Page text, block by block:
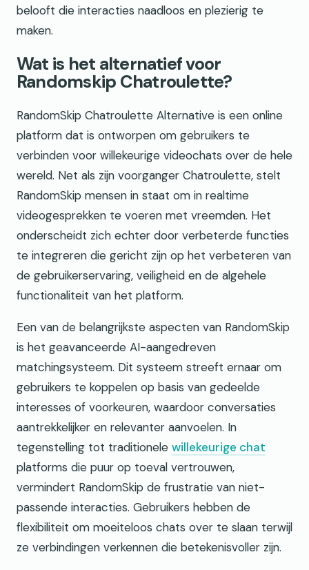
belooft die interacties naadloos en plezierig te
maken.
Wat is het alternatief voor
Randomskip Chatroulette?
RandomSkip Chatroulette Alternative is een online
platform dat is ontworpen om gebruikers te
verbinden voor willekeurige videochats over de hele
wereld. Net als zijn voorganger Chatroulette, stelt
RandomSkip mensen in staat om in realtime
videogesprekken te voeren met vreemden. Het
onderscheidt zich echter door verbeterde functies
te integreren die gericht zijn op het verbeteren van
de gebruikerservaring, veiligheid en de algehele
functionaliteit van het platform.
Een van de belangrijkste aspecten van RandomSkip
is het geavanceerde AI-aangedreven
matchingsysteem. Dit systeem streeft ernaar om
gebruikers te koppelen op basis van gedeelde
interesses of voorkeuren, waardoor conversaties
aantrekkelijker en relevanter aanvoelen. In
tegenstelling tot traditionele willekeurige chat
platforms die puur op toeval vertrouwen,
vermindert RandomSkip de frustratie van niet-
passende interacties. Gebruikers hebben de
flexibiliteit om moeiteloos chats over te slaan terwijl
ze verbindingen verkennen die betekenisvoller zijn.